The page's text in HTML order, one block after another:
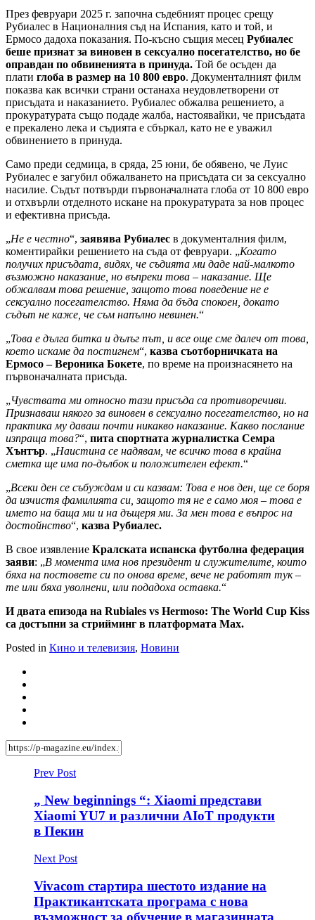
През февруари 2025 г. започна съдебният процес срещу
Рубиалес в Националния съд на Испания, като и той, и
Ермосо дадоха показания. По-късно същия месец Рубиалес
беше признат за виновен в сексуално посегателство, но бе
оправдан по обвиненията в принуда. Той бе осъден да
плати глоба в размер на 10 800 евро. Документалният филм
показва как всички страни останаха неудовлетворени от
присъдата и наказанието. Рубиалес обжалва решението, а
прокуратурата също подаде жалба, настоявайки, че присъдата
е прекалено лека и съдията е сбъркал, като не е уважил
обвинението в принуда.
Само преди седмица, в сряда, 25 юни, бе обявено, че Луис
Рубиалес е загубил обжалването на присъдата си за сексуално
насилие. Съдът потвърди първоначалната глоба от 10 800 евро
и отхвърли отделното искане на прокуратурата за нов процес
и ефективна присъда.
„Не е честно“, заявява Рубиалес в документалния филм,
коментирайки решението на съда от февруари. „Когато
получих присъдата, видях, че съдията ми даде най-малкото
възможно наказание, но въпреки това – наказание. Ще
обжалвам това решение, защото това поведение не е
сексуално посегателство. Няма да бъда спокоен, докато
съдът не каже, че съм напълно невинен.“
„Това е дълга битка и дълъг път, и все още сме далеч от това,
което искаме да постигнем“, казва съотборничката на
Ермосо – Вероника Бокете, по време на произнасянето на
първоначалната присъда.
„Чувствата ми относно тази присъда са противоречиви.
Признаваш някого за виновен в сексуално посегателство, но на
практика му даваш почти никакво наказание. Какво послание
изпраща това?“, пита спортната журналистка Семра
Хънтър. „Наистина се надявам, че всичко това в крайна
сметка ще има по-дълбок и положителен ефект.“
„Всеки ден се събуждам и си казвам: Това е нов ден, ще се боря
да изчистя фамилията си, защото тя не е само моя – това е
името на баща ми и на дъщеря ми. За мен това е въпрос на
достойнство“, казва Рубиалес.
В свое изявление Кралската испанска футболна федерация
заяви: „В момента има нов президент и служителите, които
бяха на постовете си по онова време, вече не работят тук –
те или бяха уволнени, или подадоха оставка.“
И двата епизода на Rubiales vs Hermoso: The World Cup Kiss
са достъпни за стрийминг в платформата Max.
Posted in Кино и телевизия, Новини
Prev Post
„ New beginnings “: Xiaomi представи
Xiaomi YU7 и различни AIoT продукти
в Пекин
Next Post
Vivacom стартира шестото издание на
Практикантската програма с нова
възможност за обучение в магазинната